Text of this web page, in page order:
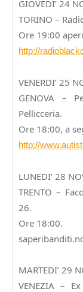
GIOVEDI’ 24
TORINO –
Ore 19:00
http://
VENERDI’ 25
GENOVA –
Pellicceria.
Ore 18:00, a
http://
LUNEDI’ 28
TRENTO –
26.
Ore 18:00.
MARTEDI’ 29
VENEZIA –